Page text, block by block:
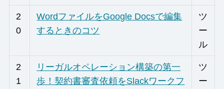
2
0
WordファイルをGoogle Docsで編集
するときのコツ
ツ
ー
ル
2
1
リーガルオペレーション構築の第一
歩！契約書審査依頼をSlackワークフ
ツ
ー